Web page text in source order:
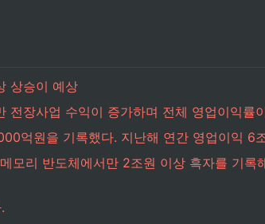
상승이 예상
전장사업 수익이 증가하며 전체 영업이익률
억원을 기록했다. 지난해 연간 영업이익 6
모리 반도체에서만 2조원 이상 흑자를 기